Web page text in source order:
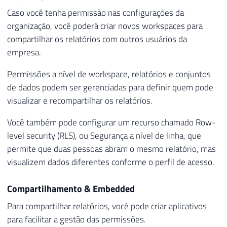
Caso você tenha permissão nas configurações da
organização, você poderá criar novos workspaces para
compartilhar os relatórios com outros usuários da
empresa.
Permissões a nível de workspace, relatórios e conjuntos
de dados podem ser gerenciadas para definir quem pode
visualizar e recompartilhar os relatórios.
Você também pode configurar um recurso chamado Row-
level security (RLS), ou Segurança a nível de linha, que
permite que duas pessoas abram o mesmo relatório, mas
visualizem dados diferentes conforme o perfil de acesso.
Compartilhamento & Embedded
Para compartilhar relatórios, você pode criar aplicativos
para facilitar a gestão das permissões.